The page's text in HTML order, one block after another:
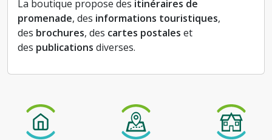
La boutique propose des itinéraires de
promenade, des informations touristiques,
des brochures, des cartes postales et
des publications diverses.